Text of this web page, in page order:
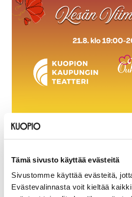
Tämä sivusto käyttää evästeitä
Sivustomme käyttää evästeitä,
Evästevalinnasta voit kieltää
Päivämäärät
Sijainti